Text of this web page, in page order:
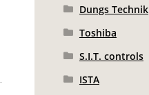
Dungs Technik
Toshiba
S.I.T. controls
ISTA